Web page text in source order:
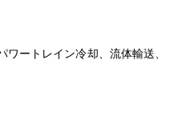
ワートレイン冷却、流体輸送、